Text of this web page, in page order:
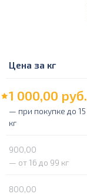
Цена за кг
1 000,00 руб.
— при покупке до 15
кг
900,00
— от 16 до 99 кг
800,00